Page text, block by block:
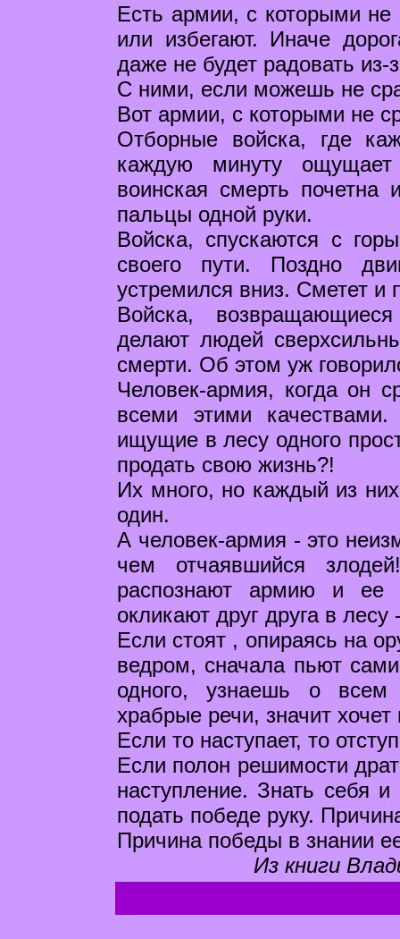
Есть армии, с которыми не
или избегают. Иначе
даже не будет радовать из-
С ними, если можешь не
Вот армии, с которыми не
Отборные войска, где
каждую минуту
воинская смерть почетна
пальцы одной руки.
Войска, спускаются с
своего пути. Поздно
устремился вниз. Сметет и
Войска,
делают людей
смерти. Об этом уж
Человек-армия, когда он
всеми этими
ищущие в лесу одного
продать свою жизнь?!
Их много, но каждый из
один.
А человек-армия - это
чем отчаявшийся
распознают армию и ее
окликают друг друга в лесу
Если стоят , опираясь на
ведром, сначала пьют
одного, узнаешь о всем
храбрые речи, значит
Если то наступает, то
Если полон решимости
наступление. Знать себя
подать победе руку.
Причина победы в знании
Из книги